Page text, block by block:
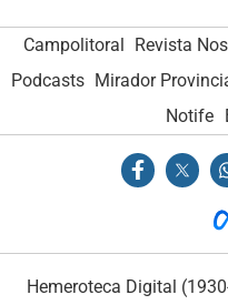
Campolitoral Revista
Podcasts Mirador
Notife
Hemeroteca Digital